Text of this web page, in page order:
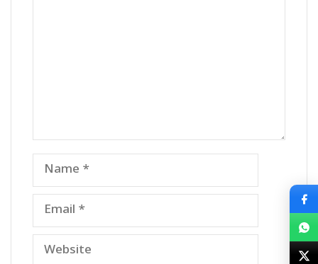
Name
Email
Website